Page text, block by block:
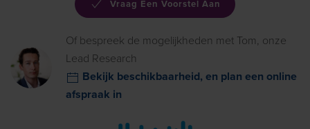
Vraag Een Voorstel Aan
Of bespreek de mogelijkheden met Tom, onze
Lead Research
Bekijk beschikbaarheid, en plan een online
afspraak in